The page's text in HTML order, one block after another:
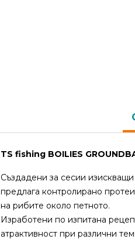
TS fishing BOILIES
Създадени за сесии
предлага контролирано
на рибите около петното.
Изработени по изпитана
атрактивност при различни